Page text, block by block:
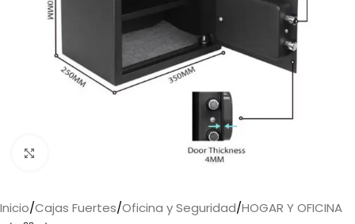
Inicio/Cajas Fuertes/Oficina y Seguridad/HOGAR Y OFICINA